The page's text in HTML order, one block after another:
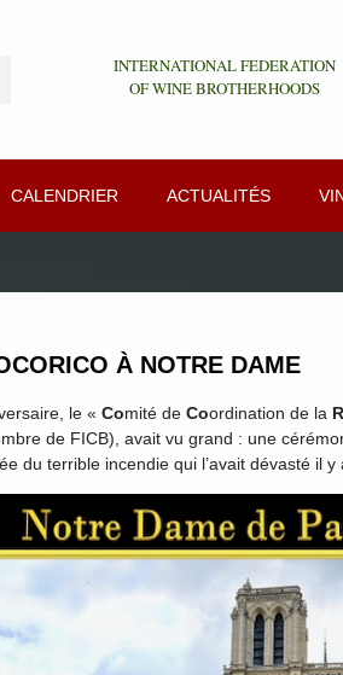
INTERNATIONAL FEDERATION
OF WINE BROTHERHOODS
CALENDRIER ACTUALITÉS
À NOTRE DAME
le « Comité de Coordination de la R
de FICB), avait vu grand : une
du terrible incendie qui l’avait dévasté il y